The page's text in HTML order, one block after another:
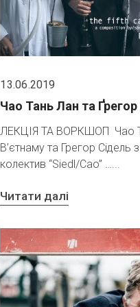
13.06.2019
Чао Тань Лан та
ЛЕКЦІЯ ТА ВОРКШОП Чао
В’єтнаму та Грегор Сідель
колектив “Siedl/Cao” …
Читати далі